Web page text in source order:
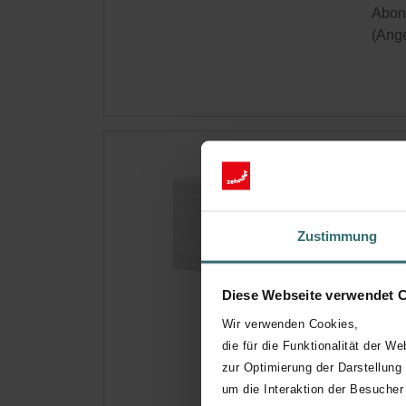
Zustimmung
Diese Webseite verwendet
Wir verwenden Cookies,
die für die Funktionalität der
zur Optimierung der Darstellung
um die Interaktion der